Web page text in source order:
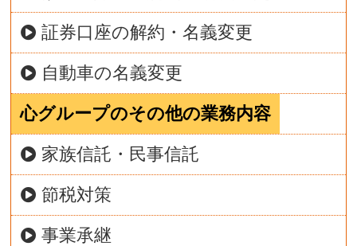
証券口座の解約・名義変更
自動車の名義変更
心グループのその他の業務内容
家族信託・民事信託
節税対策
事業承継